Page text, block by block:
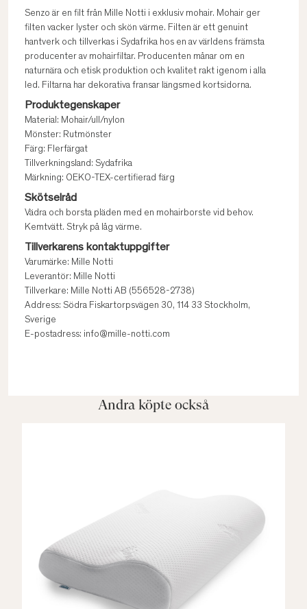
Senzo är en filt från Mille Notti i exklusiv mohair. Mohair ger
filten vacker lyster och skön värme. Filten är ett genuint
hantverk och tillverkas i Sydafrika hos en av världens främsta
producenter av mohairfiltar. Producenten månar om en
naturnära och etisk produktion och kvalitet rakt igenom i alla
led. Filtarna har dekorativa fransar längsmed kortsidorna.
Produktegenskaper
Material: Mohair/ull/nylon
Mönster: Rutmönster
Färg: Flerfärgat
Tillverkningsland: Sydafrika
Märkning: OEKO-TEX-certifierad färg
Skötselråd
Vädra och borsta pläden med en mohairborste vid behov.
Kemtvätt. Stryk på låg värme.
Tillverkarens kontaktuppgifter
Varumärke: Mille Notti
Leverantör: Mille Notti
Tillverkare: Mille Notti AB (556528-2738)
Address: Södra Fiskartorpsvägen 30, 114 33 Stockholm,
Sverige
E-postadress: info@mille-notti.com
Andra köpte också